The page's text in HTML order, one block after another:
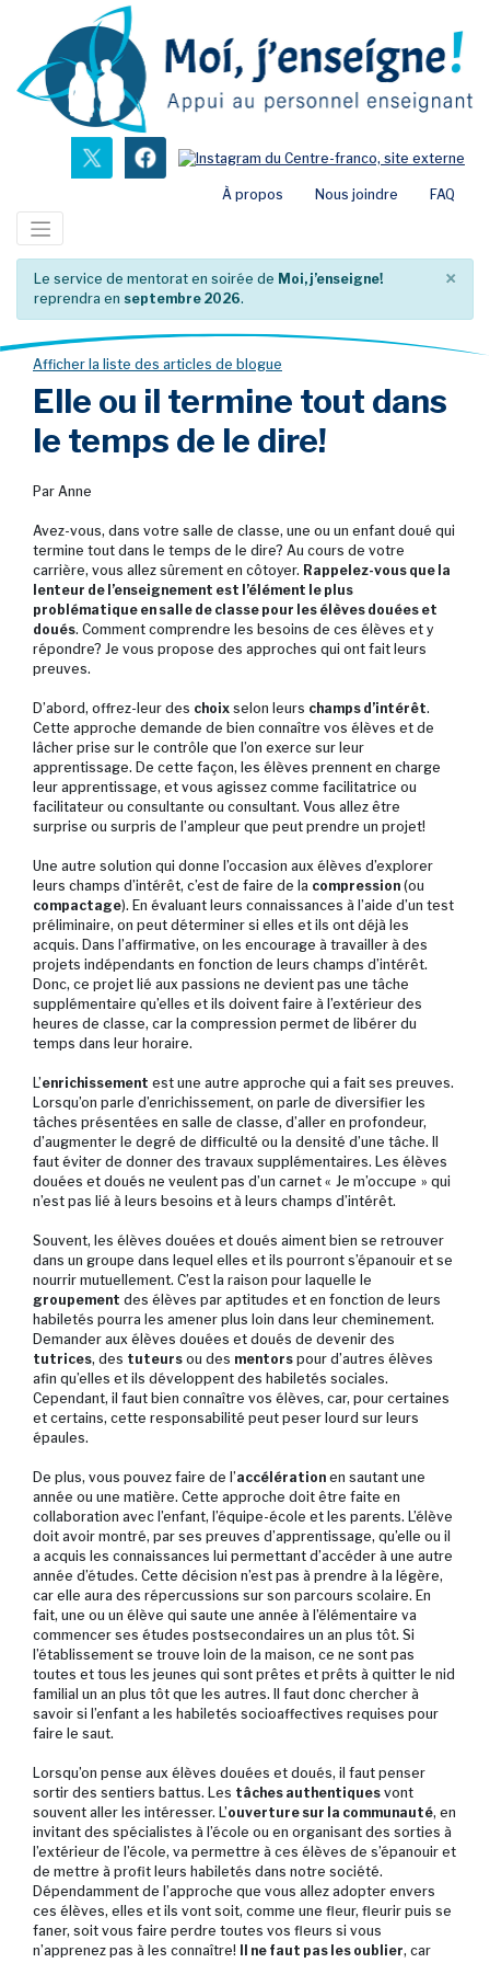
contenu
principal
nouvel ongletnouvel onglet
À propos Nous joindre FAQ
Le service de mentorat en soirée de Moi, j’enseigne!
reprendra en septembre 2026.
×
Afficher la liste des articles de blogue
Elle ou il termine tout dans
le temps de le dire!
Par Anne
Avez-vous, dans votre salle de classe, une ou un enfant doué qui
termine tout dans le temps de le dire? Au cours de votre
carrière, vous allez sûrement en côtoyer. Rappelez-vous que la
lenteur de l’enseignement est l’élément le plus
problématique en salle de classe pour les élèves douées et
doués. Comment comprendre les besoins de ces élèves et y
répondre? Je vous propose des approches qui ont fait leurs
preuves.
D’abord, offrez-leur des choix selon leurs champs d’intérêt.
Cette approche demande de bien connaître vos élèves et de
lâcher prise sur le contrôle que l’on exerce sur leur
apprentissage. De cette façon, les élèves prennent en charge
leur apprentissage, et vous agissez comme facilitatrice ou
facilitateur ou consultante ou consultant. Vous allez être
surprise ou surpris de l’ampleur que peut prendre un projet!
Une autre solution qui donne l’occasion aux élèves d’explorer
leurs champs d’intérêt, c’est de faire de la compression (ou
compactage). En évaluant leurs connaissances à l’aide d’un test
préliminaire, on peut déterminer si elles et ils ont déjà les
acquis. Dans l’affirmative, on les encourage à travailler à des
projets indépendants en fonction de leurs champs d’intérêt.
Donc, ce projet lié aux passions ne devient pas une tâche
supplémentaire qu’elles et ils doivent faire à l’extérieur des
heures de classe, car la compression permet de libérer du
temps dans leur horaire.
L’enrichissement est une autre approche qui a fait ses preuves.
Lorsqu’on parle d’enrichissement, on parle de diversifier les
tâches présentées en salle de classe, d’aller en profondeur,
d’augmenter le degré de difficulté ou la densité d’une tâche. Il
faut éviter de donner des travaux supplémentaires. Les élèves
douées et doués ne veulent pas d’un carnet « Je m’occupe » qui
n’est pas lié à leurs besoins et à leurs champs d’intérêt.
Souvent, les élèves douées et doués aiment bien se retrouver
dans un groupe dans lequel elles et ils pourront s’épanouir et se
nourrir mutuellement. C’est la raison pour laquelle le
groupement des élèves par aptitudes et en fonction de leurs
habiletés pourra les amener plus loin dans leur cheminement.
Demander aux élèves douées et doués de devenir des
tutrices, des tuteurs ou des mentors pour d’autres élèves
afin qu’elles et ils développent des habiletés sociales.
Cependant, il faut bien connaître vos élèves, car, pour certaines
et certains, cette responsabilité peut peser lourd sur leurs
épaules.
De plus, vous pouvez faire de l’accélération en sautant une
année ou une matière. Cette approche doit être faite en
collaboration avec l’enfant, l’équipe-école et les parents. L’élève
doit avoir montré, par ses preuves d’apprentissage, qu’elle ou il
a acquis les connaissances lui permettant d’accéder à une autre
année d’études. Cette décision n’est pas à prendre à la légère,
car elle aura des répercussions sur son parcours scolaire. En
fait, une ou un élève qui saute une année à l’élémentaire va
commencer ses études postsecondaires un an plus tôt. Si
l’établissement se trouve loin de la maison, ce ne sont pas
toutes et tous les jeunes qui sont prêtes et prêts à quitter le nid
familial un an plus tôt que les autres. Il faut donc chercher à
savoir si l’enfant a les habiletés socioaffectives requises pour
faire le saut.
Lorsqu’on pense aux élèves douées et doués, il faut penser
sortir des sentiers battus. Les tâches authentiques vont
souvent aller les intéresser. L’ouverture sur la communauté, en
invitant des spécialistes à l’école ou en organisant des sorties à
l’extérieur de l’école, va permettre à ces élèves de s’épanouir et
de mettre à profit leurs habiletés dans notre société.
Dépendamment de l’approche que vous allez adopter envers
ces élèves, elles et ils vont soit, comme une fleur, fleurir puis se
faner, soit vous faire perdre toutes vos fleurs si vous
n’apprenez pas à les connaître!
Il ne faut pas les oublier, car